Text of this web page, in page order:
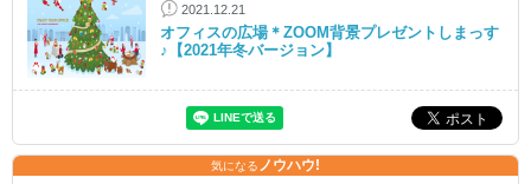
2021.12.21
オフィスの広場＊ZOOM背景プレゼントしまっす
♪【2021年冬バージョン】
気になるノウハウ!